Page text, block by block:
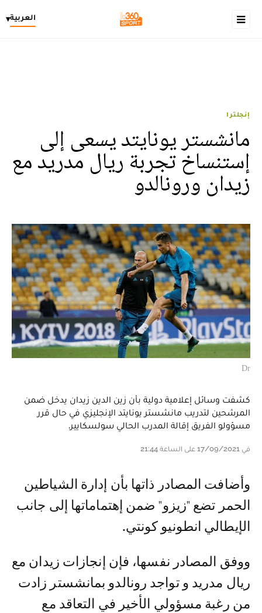
العربية▾
إنجلترا
مانشستر يونايتد يسعى إلى
إستنساخ تجربة ريال مدريد مع
زيدان ورونالدو
Dr
كشفت وسائل إعلامية دولية بأن زين الدين زيدان يدخل ضمن
المرشحين لتدريب مانشستر يونايتد الإنجليزي في حال قرر
مسؤولو الفريق إقالة المدرب الحالي سولسكايير.
في 17/09/2021 على الساعة 21:44
وأضافت المصادر ذاتها بأن إدارة الشياطين
الحمر تضع "زيزو" ضمن إهتماماتها إلى جانب
الإيطالي انطونيو كونتي.
ووفق المصادر نفسها، فإن إنجازات زيدان مع
ريال مدريد و تواجد رونالدو بمانشستر زادت
من رغبة مسؤولي الأخير في التعاقد مع